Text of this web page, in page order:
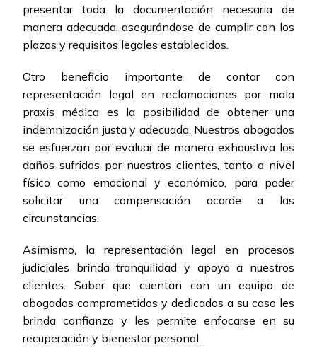
presentar toda la documentación necesaria de
manera adecuada, asegurándose de cumplir con los
plazos y requisitos legales establecidos.
Otro beneficio importante de contar con
representación legal en reclamaciones por mala
praxis médica es la posibilidad de obtener una
indemnización justa y adecuada. Nuestros abogados
se esfuerzan por evaluar de manera exhaustiva los
daños sufridos por nuestros clientes, tanto a nivel
físico como emocional y económico, para poder
solicitar una compensación acorde a las
circunstancias.
Asimismo, la representación legal en procesos
judiciales brinda tranquilidad y apoyo a nuestros
clientes. Saber que cuentan con un equipo de
abogados comprometidos y dedicados a su caso les
brinda confianza y les permite enfocarse en su
recuperación y bienestar personal.